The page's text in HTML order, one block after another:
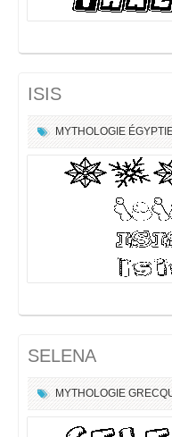
ISIS
MYTHOLOGIE
SELENA
MYTHOLOGIE